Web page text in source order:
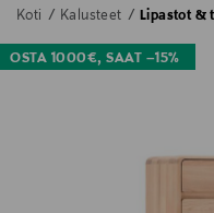
ETSI KAIKKI NAISET
Koti Kalusteet Lipastot &
OSTA 1000€, SAAT –15%